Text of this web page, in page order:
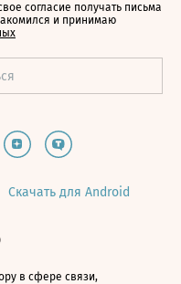
согласие получать письма
и принимаю
Скачать для Android
в сфере связи,